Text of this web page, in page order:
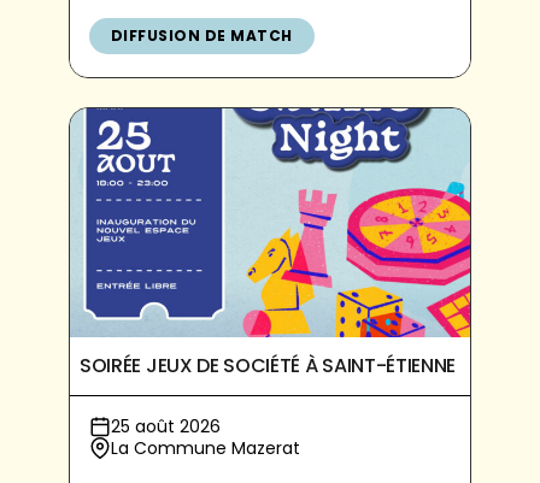
DIFFUSION DE MATCH
SOIRÉE JEUX DE SOCIÉTÉ À SAINT-ÉTIENNE
25 août 2026
La Commune Mazerat